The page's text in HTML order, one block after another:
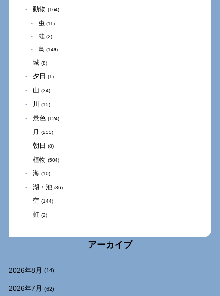
動物 (164)
虫 (11)
蛙 (2)
鳥 (149)
城 (8)
夕日 (1)
山 (34)
川 (15)
景色 (124)
月 (233)
朝日 (8)
植物 (504)
海 (10)
湖・池 (36)
空 (144)
虹 (2)
アーカイブ
2026年8月 (14)
2026年7月 (62)